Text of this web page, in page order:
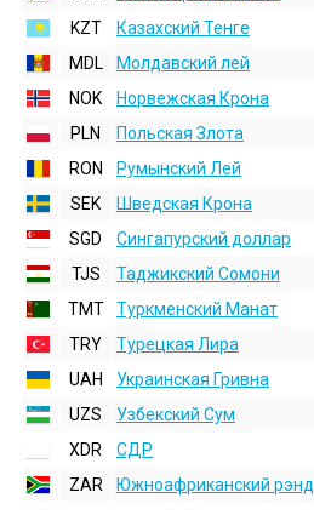
KZT
Казахский Тенге
MDL
Молдавский лей
NOK
Норвежская Крона
PLN
Польская Злота
RON
Румынский Лей
SEK
Шведская Крона
SGD
Сингапурский доллар
TJS
Таджикский Сомони
TMT
Туркменский Манат
TRY
Турецкая Лира
UAH
Украинская Гривна
UZS
Узбекский Сум
XDR
СДР
ZAR
Южноафриканский рэнд